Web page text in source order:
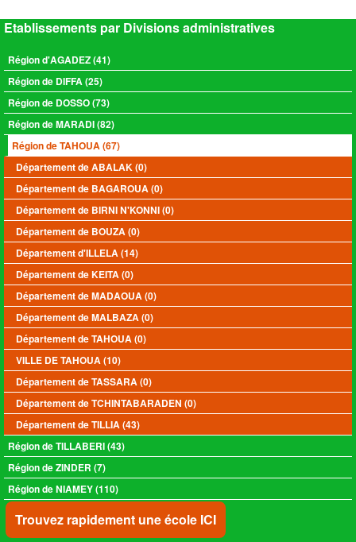
Etablissements par Divisions administratives
Région d'AGADEZ (41)
Région de DIFFA (25)
Région de DOSSO (73)
Région de MARADI (82)
Région de TAHOUA (67)
Département de ABALAK (0)
Département de BAGAROUA (0)
Département de BIRNI N'KONNI (0)
Département de BOUZA (0)
Département d'ILLELA (14)
Département de KEITA (0)
Département de MADAOUA (0)
Département de MALBAZA (0)
Département de TAHOUA (0)
VILLE DE TAHOUA (10)
Département de TASSARA (0)
Département de TCHINTABARADEN (0)
Département de TILLIA (43)
Région de TILLABERI (43)
Région de ZINDER (7)
Région de NIAMEY (110)
Trouvez rapidement une école ICI